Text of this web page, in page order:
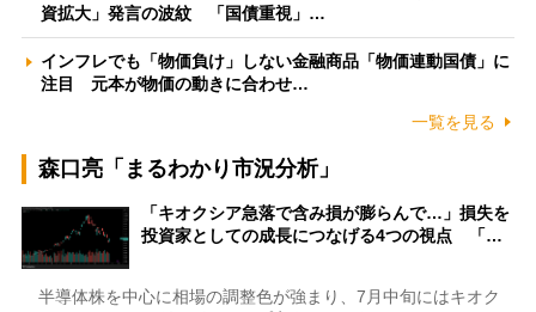
資拡大」発言の波紋 「国債重視」…
インフレでも「物価負け」しない金融商品「物価連動国債」に
注目 元本が物価の動きに合わせ…
一覧を見る
森口亮「まるわかり市況分析」
「キオクシア急落で含み損が膨らんで…」損失を
投資家としての成長につなげる4つの視点 「…
半導体株を中心に相場の調整色が強まり、7月中旬にはキオク